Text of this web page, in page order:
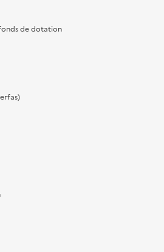
de dotation